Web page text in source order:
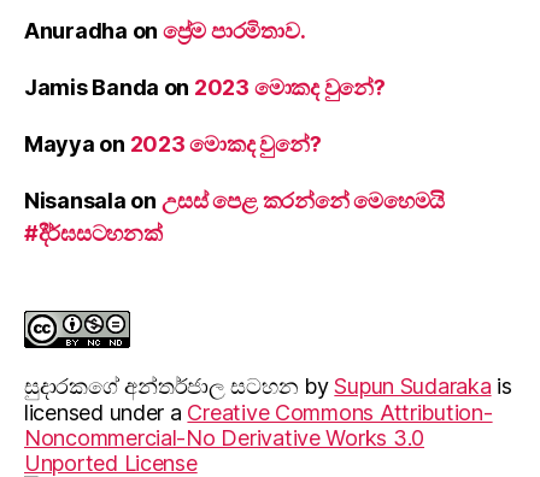
Anuradha on ප්‍රේම පාරමිතාව.
Jamis Banda on 2023 මොකද වුනේ?
Mayya on 2023 මොකද වුනේ?
Nisansala on උසස් පෙළ කරන්නේ මෙහෙමයි
#දීර්ඝසටහනක්
සුදාරක‍ගේ අන්තර්ජාල සටහන bySupun Sudaraka is
licensed under a Creative Commons Attribution-
Noncommercial-No Derivative Works 3.0
Unported License